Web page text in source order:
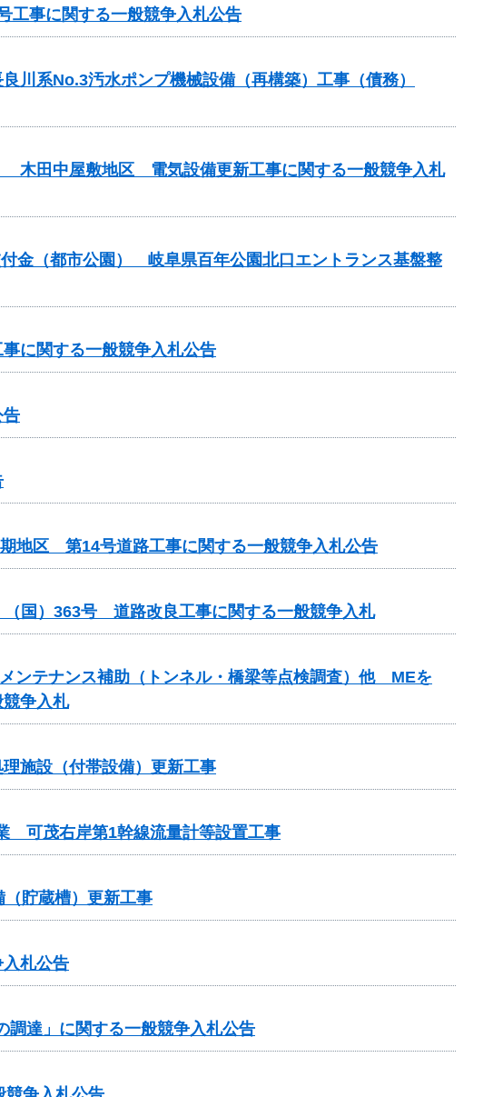
事に関する一般競争入札公告
系No.3汚水ポンプ機械設備（再構築）工事（債務）
木田中屋敷地区 電気設備更新工事に関する一般競争入札
金（都市公園） 岐阜県百年公園北口エントランス基盤整
に関する一般競争入札公告
告
地区 第14号道路工事に関する一般競争入札公告
国）363号 道路改良工事に関する一般競争入札
ンテナンス補助（トンネル・橋梁等点検調査）他 MEを
争入札
施設（付帯設備）更新工事
可茂右岸第1幹線流量計等設置工事
（貯蔵槽）更新工事
入札公告
調達」に関する一般競争入札公告